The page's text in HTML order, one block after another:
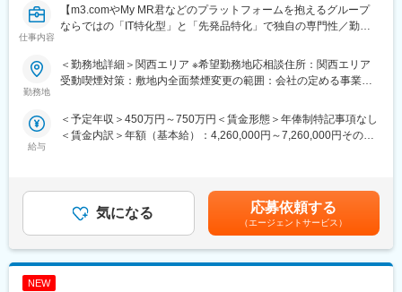
初任地希望だけでなく、エリアを跨いでの転勤はないため、転勤
負担が軽減できます。2ndプロジェクト以降も希望や適性に応じ
■キャリアの選択肢を広げる働き方：
スペシャリティ領域への挑戦、新薬PJなど市場価値を高める機
を通じて、その時々に応じたプロジェクトを提示するなどフレキ
シブルにキャリアが形成できます。その他、本社部門（マネージ
自身の成果や頑張りが客観的に評価され、年収に反映されます。
また、在籍年数が増えると永年勤続報奨金や四半期一時金などの
手当もアップします。つまり、やりがいや努力がきちんと報われ
る報酬制度になっています。
仕事内容
【m3.comやMy MR君などのプラットフォームを抱えるグループ
ならではの「IT特化型」と「先発品特化」で独自の専門性／勤務
製薬企業向けのマーケティング／販促事業を展開する当社にて、
MRを募集致します。
入社後、クライアントである製薬企業でのMR活動に従事いただき
ます。
【教育研修】
製品教育、継続研修はもちろんのこと、オンコロジー領域専門研
修、ハイブリッドMR研修、
ビジネススキル研修、IT研修（エクセル、ｍｙMR君）等特徴的な
勤務地
＜勤務地詳細＞関西エリア ※希望勤務地応相談住所：関西エリア
受動喫煙対策：敷地内全面禁煙変更の範囲：会社の定める事業所
給与
＜予定年収＞450万円～750万円＜賃金形態＞年俸制特記事項なし
＜賃金内訳＞年額（基本給）：4,260,000円～7,260,000円その他
回・諸手当：MR手当（上記に含む）、外勤日当 ※各種手当は就
業規則に則る・その他：車両、iPad、PC/携帯貸与 （プロジェク
トによる）賃金はあくまでも目安の金額であり、選考を通じて上
下する可能性があります。月給(月額)は固定手当を含めた表記で
す。
気になる 応募依頼する
（エージェントサービス）
NEW